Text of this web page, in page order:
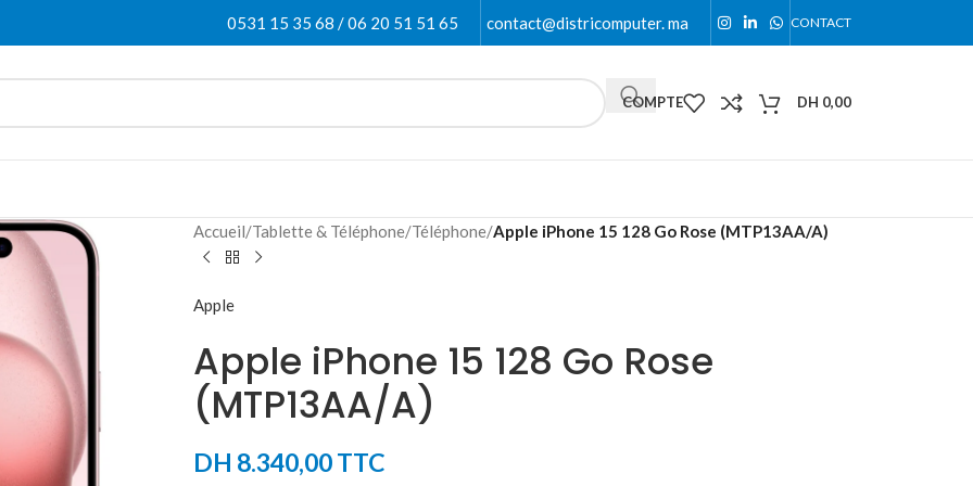
0531 15 35 68 / 06 20 51 51 65 contact@districomputer. ma CONTACT
COMPTE DH 0,00
Accueil/Tablette & Téléphone/Téléphone/Apple iPhone 15 128 Go Rose (MTP13AA/A)
Apple
Apple iPhone 15 128 Go Rose
(MTP13AA/A)
DH 8.340,00TTC